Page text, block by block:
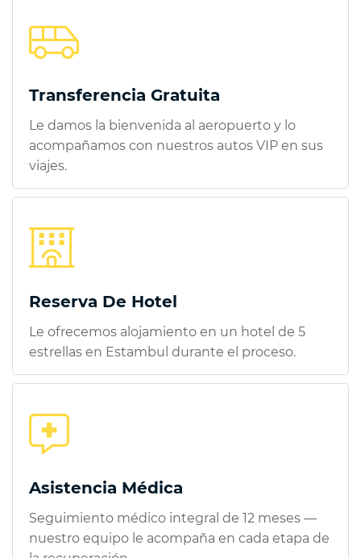
Transferencia Gratuita
Le damos la bienvenida al aeropuerto y lo
acompañamos con nuestros autos VIP en sus
viajes.
Reserva De Hotel
Le ofrecemos alojamiento en un hotel de 5
estrellas en Estambul durante el proceso.
Asistencia Médica
Seguimiento médico integral de 12 meses —
nuestro equipo le acompaña en cada etapa de